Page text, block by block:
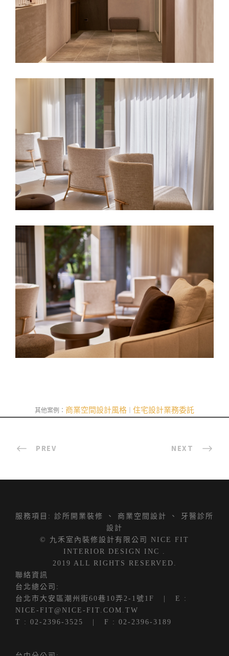
其他案例： 商業空間設計風格 住宅設計業務委託
PREV NEXT
服務項目: 診所開業裝修 、 商業空間設計 、
牙醫診所
設計
© 九禾室內裝修設計有限公司 NICE FIT
INTERIOR DESIGN INC .
2019 ALL RIGHTS RESERVED.
聯絡資訊
台北總公司:
台北市大安區潮州街60巷10弄2-1號1F
| E :
NICE-FIT@NICE-FIT.COM.TW
T : 02-2396-3525 | F : 02-2396-3189